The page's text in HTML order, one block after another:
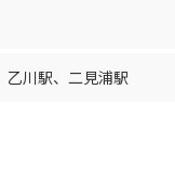
乙川駅、 二見浦駅